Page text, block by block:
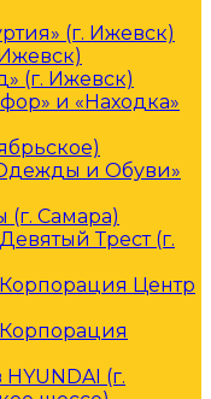
(г. Ижевск)
(г. Ижевск)
и «Находка»
и Обуви»
Самара)
Трест (г.
Центр
(г.